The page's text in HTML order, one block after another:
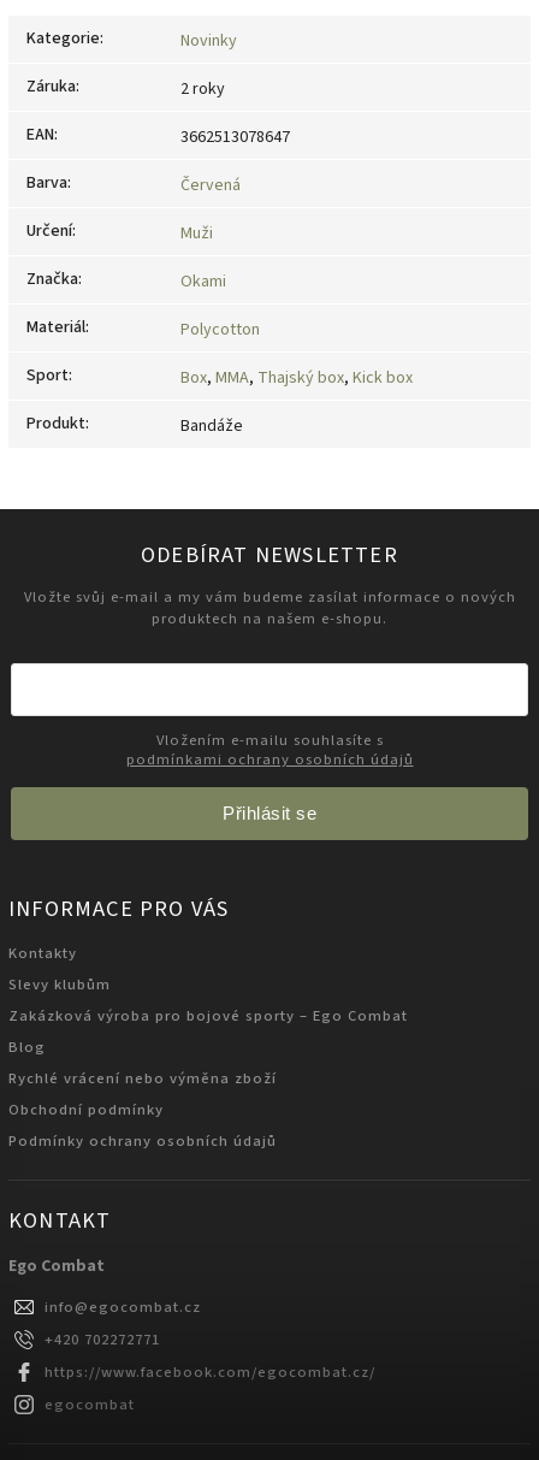
Kategorie:
Novinky
Záruka:
2 roky
EAN:
3662513078647
Barva:
Červená
Určení:
Muži
Značka:
Okami
Materiál:
Polycotton
Sport: Box, MMA, Thajský box, Kick box
Produkt: Bandáže
ODEBÍRAT NEWSLETTER
Vložte svůj e-mail a my vám budeme zasílat informace o nových
produktech na našem e-shopu.
podmínkami ochrany osobních údajů
Přihlásit se
INFORMACE PRO VÁS
Kontakty
Slevy klubům
Zakázková výroba pro bojové sporty – Ego Combat
Blog
Rychlé vrácení nebo výměna zboží
Obchodní podmínky
Podmínky ochrany osobních údajů
KONTAKT
Ego Combat
info@egocombat.cz
+420 702272771
https://www.facebook.com/egocombat.cz/
egocombat